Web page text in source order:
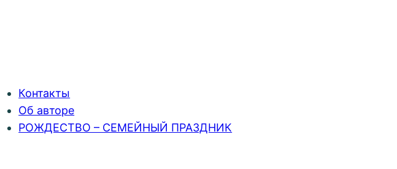
Контакты
Об авторе
РОЖДЕСТВО – СЕМЕЙНЫЙ ПРАЗДНИК